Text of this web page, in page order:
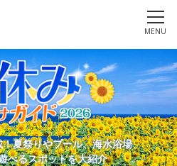
MENU
夏祭りやプール、海水浴場、
べるスポットを大紹介